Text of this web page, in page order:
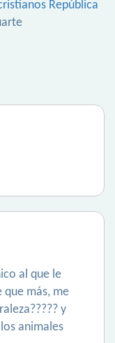
República
al que le
que más, me
y
animales